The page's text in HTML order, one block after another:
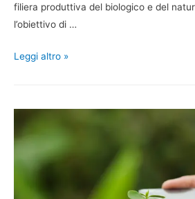
filiera produttiva del biologico e del
l’obiettivo di …
Leggi altro »